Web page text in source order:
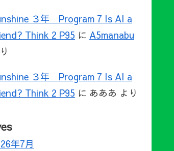
３年 Program 7 Is AI a
Think 2 P95 に A5manabu
３年 Program 7 Is AI a
Think 2 P95 に あああ より
年7月